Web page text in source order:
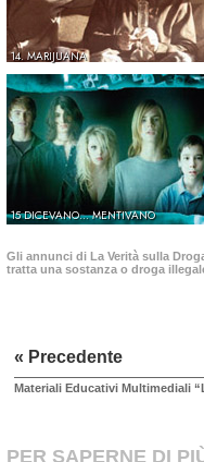
14. MARIJUANA
15 DICEVANO... MENTIVANO
Gli annunci di La Verità sulla
tratta una sostanza o droga
« Precedente
Materiali Educativi Multimediali
PER SAPERNE DI